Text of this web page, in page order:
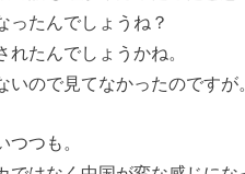
ったんでしょうね？
れたんでしょうかね。
いので見てなかったのですが。
つつも。